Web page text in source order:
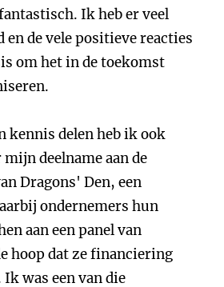
Ik heb er veel
en de vele positieve reacties
om het in de toekomst
kennis delen heb ik ook
deelname aan de
Dragons' Den, een
ondernemers hun
aan een panel van
hoop dat ze financiering
was een van die